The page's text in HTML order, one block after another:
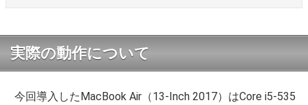
実際の動作について
今回導入したMacBook Air（13-Inch 2017）はCore i5-535